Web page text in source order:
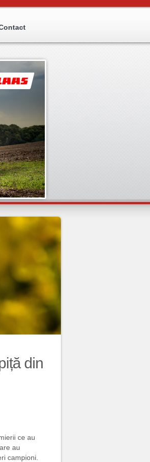
din
ce au
au
campioni.